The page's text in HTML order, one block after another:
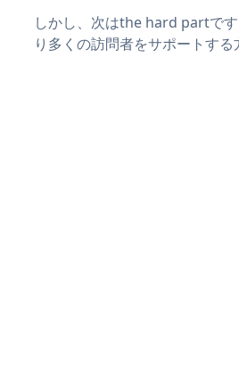
しかし、次はthe hard partで
り多くの訪問者をサポートする